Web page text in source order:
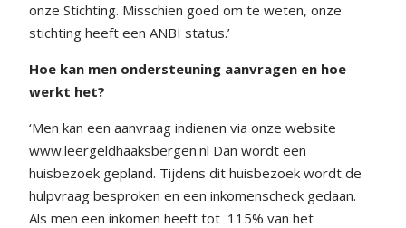
onze Stichting. Misschien goed om te weten, onze
stichting heeft een ANBI status.’
Hoe kan men ondersteuning aanvragen en hoe
werkt het?
‘Men kan een aanvraag indienen via onze website
www.leergeldhaaksbergen.nl Dan wordt een
huisbezoek gepland. Tijdens dit huisbezoek wordt de
hulpvraag besproken en een inkomenscheck gedaan.
Als men een inkomen heeft tot 115% van het